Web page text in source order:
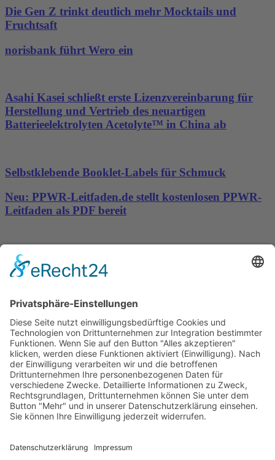
Die Gen Z trinkt deutlich mehr Mocktails und
Fruchtsaft
norisbank führt Wero ein
Asahi Kasei schließt erste Lizenzvereinbarung für
Herstellung und Vertrieb des neuartigen
Batterieelektrolyten Acetolyte™ in China ab
Selbstklebende Booklet-Labels für Schmuck
Neu: PPWR-Leitfaden.de stellt kostenlosen PPWR-
Leitfaden als PDF bereit
PR-Workflow für Pressetexte erhält journalistische
Qualitätskontrolle
Impressum
Datenschutz
Kooperation
Werbung
Presse- und Öffentlichkeitsarbeit
Aktuelles
Themenwelt